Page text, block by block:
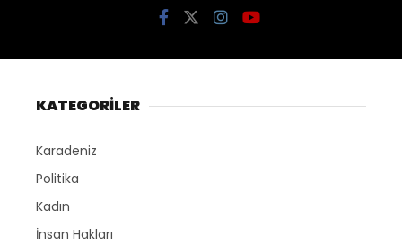
KATEGORİLER
Karadeniz
Politika
Kadın
İnsan Hakları